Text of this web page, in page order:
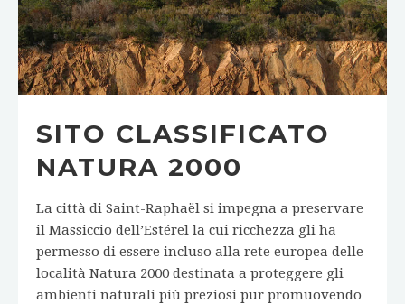
SITO CLASSIFICATO
NATURA 2000
La città di Saint-Raphaël si impegna a preservare
il Massiccio dell’Estérel la cui ricchezza gli ha
permesso di essere incluso alla rete europea delle
località Natura 2000 destinata a proteggere gli
ambienti naturali più preziosi pur promuovendo